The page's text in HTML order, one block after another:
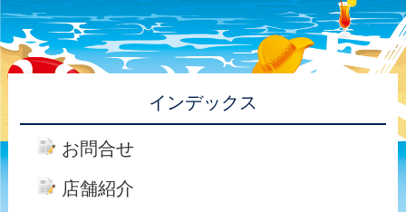
インデックス
お問合せ
店舗紹介